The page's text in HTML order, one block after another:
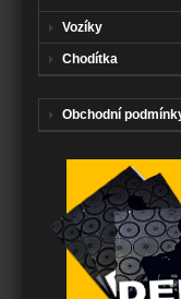
Vozíky
Chodítka
Obchodní